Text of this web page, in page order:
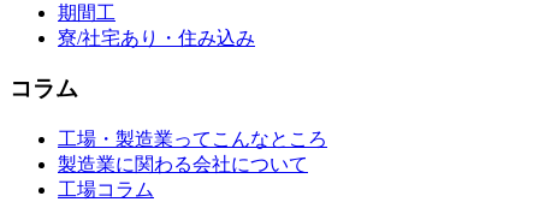
期間工
寮/社宅あり・住み込み
コラム
工場・製造業ってこんなところ
製造業に関わる会社について
工場コラム